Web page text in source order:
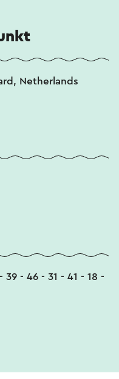
Netherlands
- 46 - 31 - 41 - 18 -